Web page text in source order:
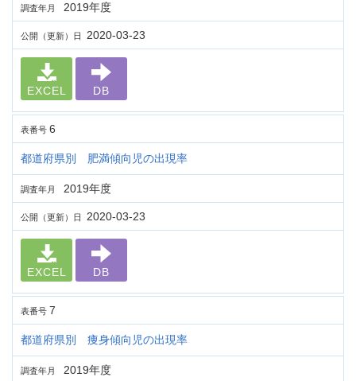
調査年月 2019年度
公開（更新）日 2020-03-23
EXCEL DB
表番号 6
都道府県別 肥満傾向児の出現率
調査年月 2019年度
公開（更新）日 2020-03-23
EXCEL DB
表番号 7
都道府県別 痩身傾向児の出現率
調査年月 2019年度